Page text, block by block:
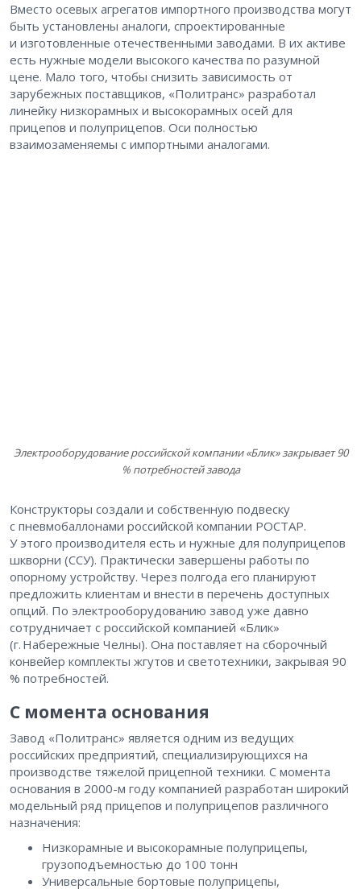
Вместо осевых агрегатов импортного производства могут
быть установлены аналоги, спроектированные
и изготовленные отечественными заводами. В их активе
есть нужные модели высокого качества по разумной
цене. Мало того, чтобы снизить зависимость от
зарубежных поставщиков, «Политранс» разработал
линейку низкорамных и высокорамных осей для
прицепов и полуприцепов. Оси полностью
взаимозаменяемы с импортными аналогами.
Электрооборудование российской компании «Блик» закрывает 90
% потребностей завода
Конструкторы создали и собственную подвеску
с пневмобаллонами российской компании РОСТАР.
У этого производителя есть и нужные для полуприцепов
шкворни (ССУ). Практически завершены работы по
опорному устройству. Через полгода его планируют
предложить клиентам и внести в перечень доступных
опций. По электрооборудованию завод уже давно
сотрудничает с российской компанией «Блик»
(г. Набережные Челны). Она поставляет на сборочный
конвейер комплекты жгутов и светотехники, закрывая 90
% потребностей.
С момента основания
Завод «Политранс» является одним из ведущих
российских предприятий, специализирующихся на
производстве тяжелой прицепной техники. С момента
основания в 2000-м году компанией разработан широкий
модельный ряд прицепов и полуприцепов различного
назначения:
Низкорамные и высокорамные полуприцепы,
грузоподъемностью до 100 тонн
Универсальные бортовые полуприцепы,